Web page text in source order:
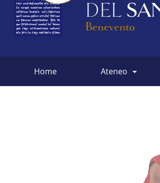
DEL
Benevento
menu
home ateneo